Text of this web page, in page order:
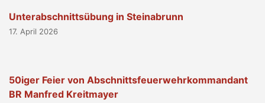
Unterabschnittsübung in Steinabrunn
17. April 2026
50iger Feier von Abschnittsfeuerwehrkommandant
BR Manfred Kreitmayer